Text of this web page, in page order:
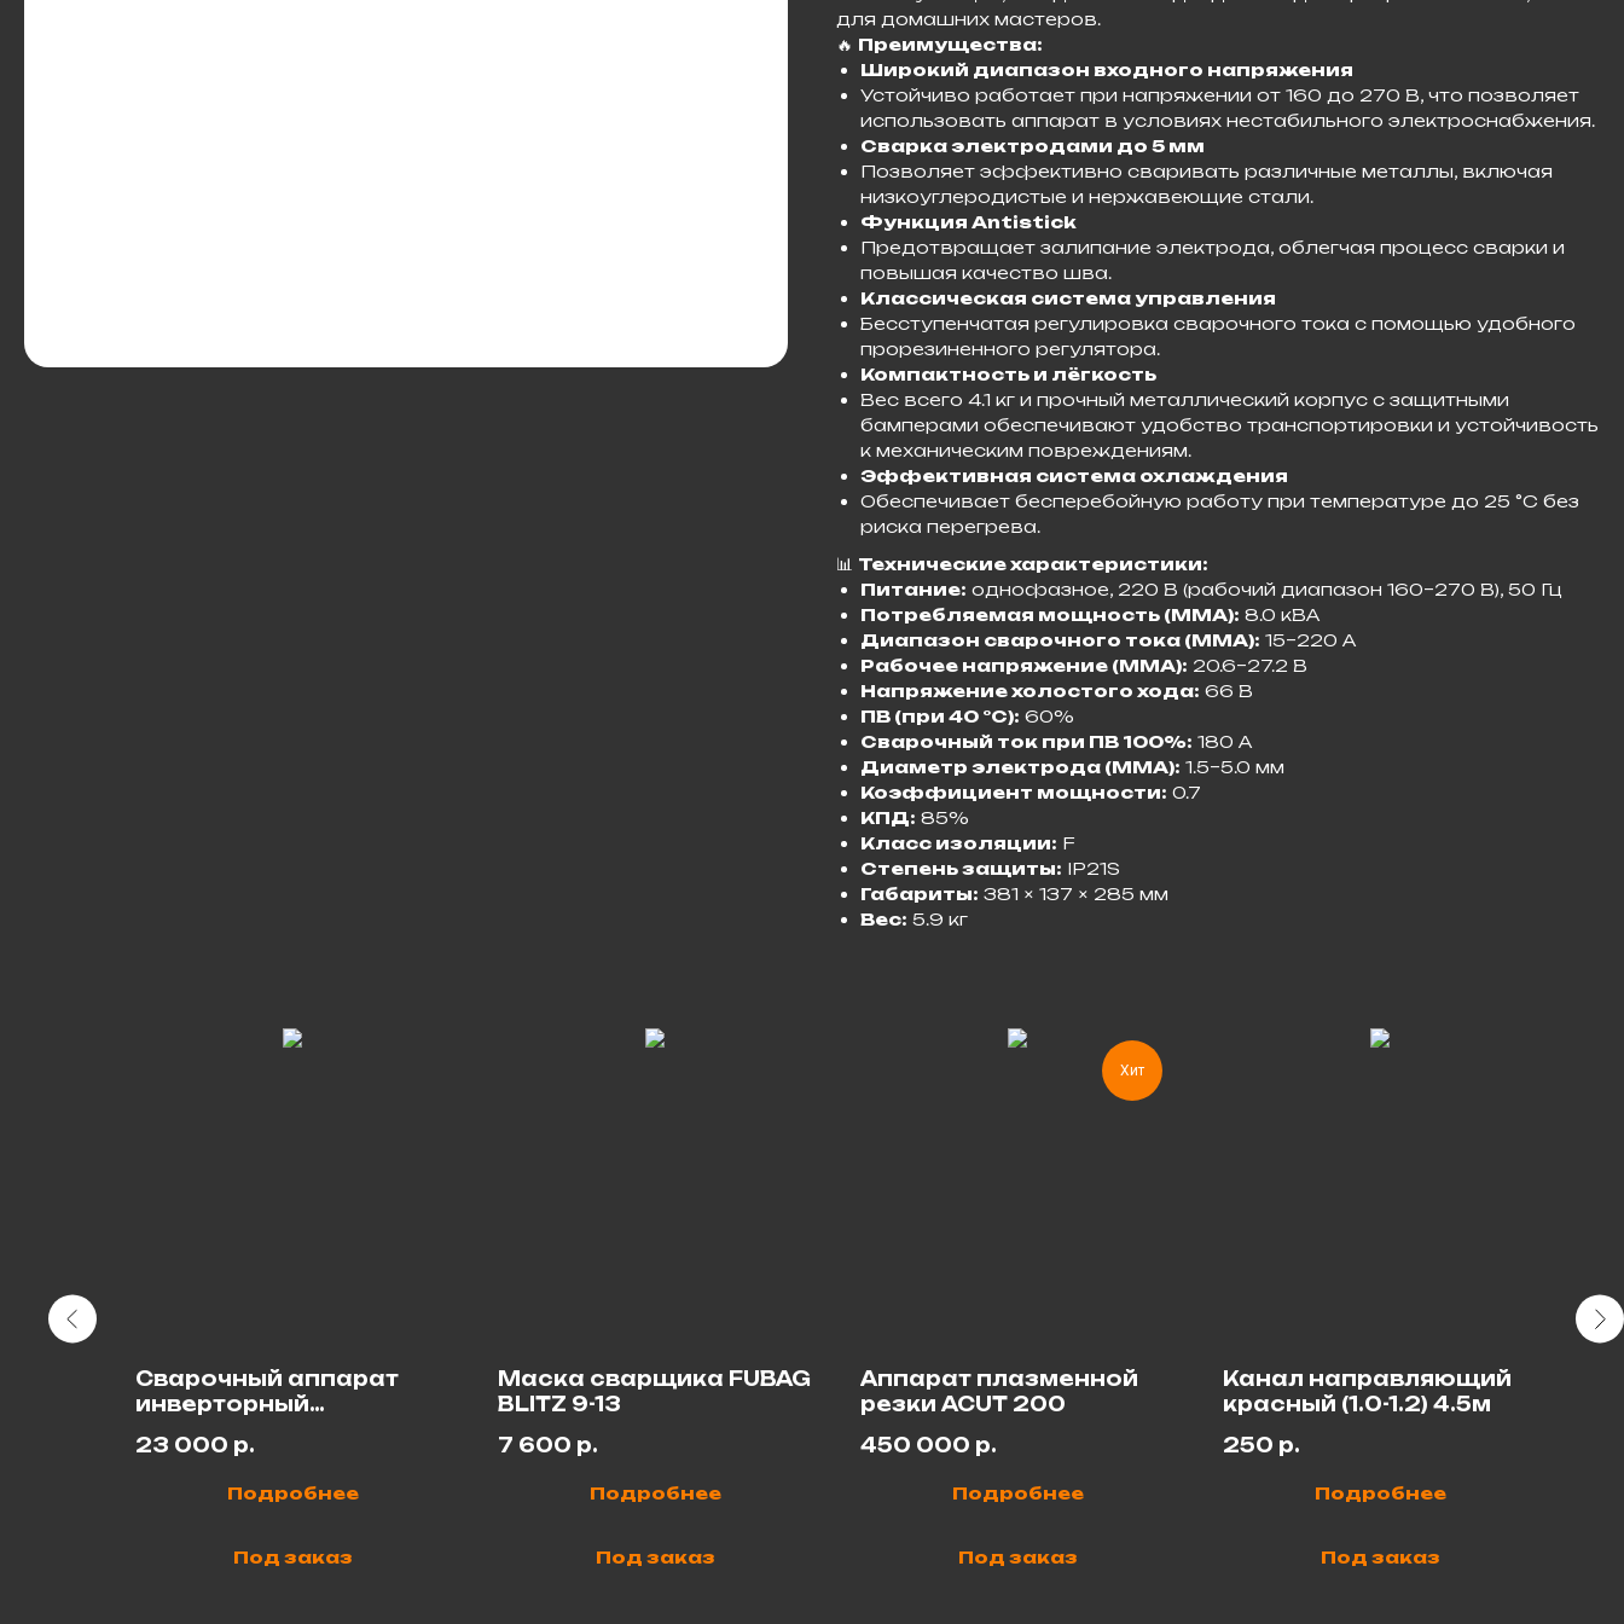
для домашних мастеров.​
🔥 Преимущества:
Широкий диапазон входного напряжения
Устойчиво работает при напряжении от 160 до 270 В, что позволяет
использовать аппарат в условиях нестабильного электроснабжения.​
Сварка электродами до 5 мм
Позволяет эффективно сваривать различные металлы, включая
низкоуглеродистые и нержавеющие стали.​
Функция Antistick
Предотвращает залипание электрода, облегчая процесс сварки и
повышая качество шва.​
Классическая система управления
Бесступенчатая регулировка сварочного тока с помощью удобного
прорезиненного регулятора.​
Компактность и лёгкость
Вес всего 4.1 кг и прочный металлический корпус с защитными
бамперами обеспечивают удобство транспортировки и устойчивость
к механическим повреждениям.​
Эффективная система охлаждения
Обеспечивает бесперебойную работу при температуре до 25 °C без
риска перегрева.​
📊 Технические характеристики:
Питание: однофазное, 220 В (рабочий диапазон 160–270 В), 50 Гц
Потребляемая мощность (MMA): 8.0 кВА
Диапазон сварочного тока (MMA): 15–220 А
Рабочее напряжение (MMA): 20.6–27.2 В
Напряжение холостого хода: 66 В
ПВ (при 40 °C): 60%
Сварочный ток при ПВ 100%: 180 А
Диаметр электрода (MMA): 1.5–5.0 мм
Коэффициент мощности: 0.7
КПД: 85%
Класс изоляции: F
Степень защиты: IP21S
Габариты: 381 × 137 × 285 мм
Вес: 5.9 кг
Сварочный аппарат
инверторный
23 000 р.
Подробнее
Под заказ
Маска сварщика FUBAG
BLITZ 9-13
7 600 р.
Подробнее
Под заказ
Хит
Аппарат плазменной
резки ACUT 200
450 000 р.
Подробнее
Под заказ
Канал направляющий
красный (1.0-1.2) 4.5м
250 р.
Подробнее
Под заказ